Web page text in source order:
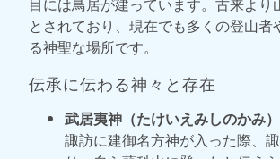
とされており、現在でも多くの登山者
る神聖な場所です。
伝承に伝わる神々と存在
武居夷神（たけいえみしのかみ）
諏訪に建御名方神が入った際、